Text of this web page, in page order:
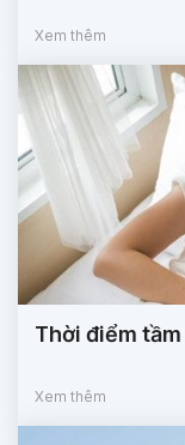
Xem thêm
Thời điểm
Xem thêm